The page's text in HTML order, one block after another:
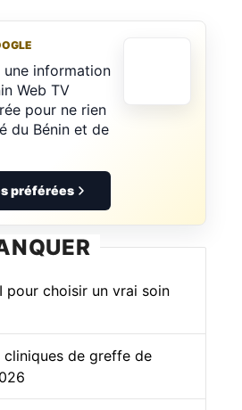
une information
Web TV
pour ne rien
du Bénin et de
préférées
pour choisir un vrai soin
cliniques de greffe de